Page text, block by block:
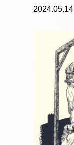
2024.05.14